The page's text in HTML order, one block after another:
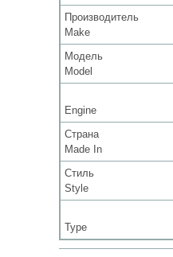
Производитель
Make
Модель
Model
Engine
Страна
Made In
Стиль
Style
Type